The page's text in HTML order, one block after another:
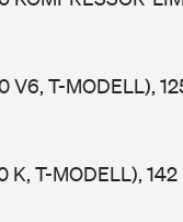
T-MODELL),
T-MODELL),